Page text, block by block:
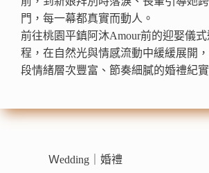
門，每一幕都真實而動人。
前往桃園平鎮阿沐Amour前的迎娶儀式
程，在自然光與情感流動中緩緩展開
段情緒層次豐富、節奏細膩的婚禮紀實
Ｗedding｜婚禮